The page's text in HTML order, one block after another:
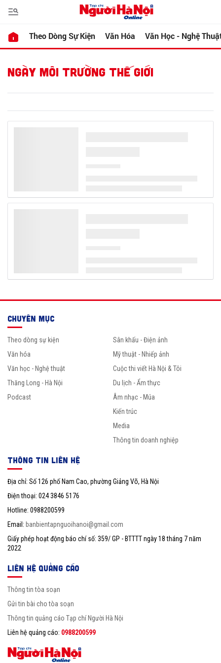
Theo Dòng Sự Kiện Văn Hóa Văn Học - Nghệ
NGÀY MÔI TRƯỜNG THẾ GIỚI
CHUYÊN MỤC
Theo dòng sự kiện
Văn hóa
Văn học - Nghệ thuật
Thăng Long - Hà Nội
Podcast
Sân khấu - Điện ảnh
Mỹ thuật - Nhiếp ảnh
Cuộc thi viết Hà Nội & Tôi
Du lịch - Ẩm thực
Âm nhạc - Múa
Kiến trúc
Media
Thông tin doanh nghiệp
THÔNG TIN LIÊN HỆ
Địa chỉ: Số 126 phố Nam Cao, phường Giảng Võ, Hà Nội
Điện thoại: 024 3846 5176
Hotline: 0988200599
Email: banbientapnguoihanoi@gmail.com
Giấy phép hoạt động báo chí số: 359/ GP - BTTTT ngày 18 tháng 7 năm
2022
LIÊN HỆ QUẢNG CÁO
Thông tin tòa soạn
Gửi tin bài cho tòa soạn
Thông tin quảng cáo Tạp chí Người Hà Nội
Liên hệ quảng cáo: 0988200599